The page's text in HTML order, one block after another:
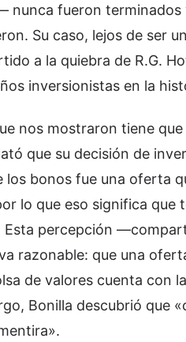
nunca fueron terminados
Su caso, lejos de ser
a la quiebra de R.G.
inversionistas en la
nos mostraron tiene
que su decisión de
los bonos fue una oferta
lo que eso significa
Esta percepción
razonable: que una
de valores cuenta con
Bonilla descubrió que